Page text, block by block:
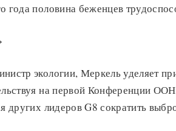
года половина беженцев
экологии, Меркель уделяет
на первой Конференции
других лидеров G8 сократить